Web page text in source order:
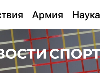
Армия Наука